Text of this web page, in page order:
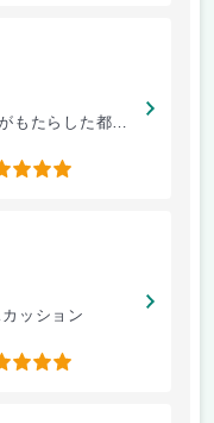
E・ハワードの田園都市論がもたらした都市計画への展開について
ッション